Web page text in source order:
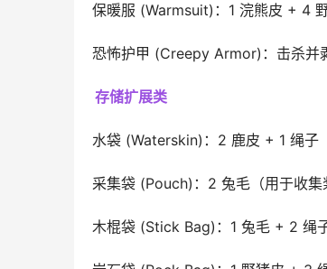
保暖服 (Warmsuit)：1 浣熊皮 + 4
恐怖护甲 (Creepy Armor)：击杀并
存储扩展类
水袋 (Waterskin)：2 鹿皮 + 1 绳子
采集袋 (Pouch)：2 兔毛（用于收集
木棍袋 (Stick Bag)：1 兔毛 + 2 绳